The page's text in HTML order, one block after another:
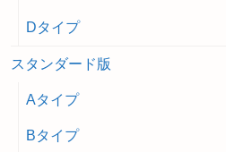
Dタイプ
スタンダード版
Aタイプ
Bタイプ